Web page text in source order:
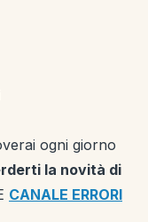
ogni giorno
la novità di
CANALE ERRORI